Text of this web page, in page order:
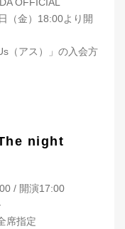
（金）18:00より開
（アス）」の入会方
night
/ 開演17:00
席指定